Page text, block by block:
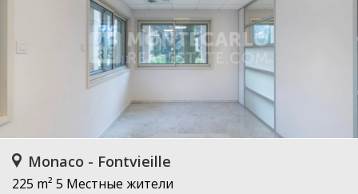
Monaco - Fontvieille
225 m² 5 Местные жители